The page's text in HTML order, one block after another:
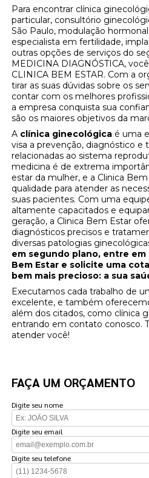
Para encontrar clínica
particular, consultório
São Paulo, modulação
especialista em fertilidade,
outras opções de serviços do
MEDICINA DIAGNÓSTICA,
CLINICA BEM ESTAR. Com a
tirar as suas dúvidas sobre os
contar com os melhores
a empresa conquista sua
são os maiores objetivos da
A clínica ginecológica é uma
visa a prevenção, diagnóstico e
relacionadas ao sistema
medicina é de extrema
estar da mulher, e a Clinica
qualidade para atender as
suas pacientes. Com uma
altamente capacitados e
geração, a Clinica Bem Estar
diagnósticos precisos e
diversas patologias
em segundo plano, entre
Bem Estar e solicite uma
bem mais precioso: a sua
Executamos cada trabalho de
excelente, e também
além dos citados, como clínica
entrando em contato conosco.
atender você!
FAÇA UM ORÇAMENTO
Digite seu nome
Digite seu email
Digite seu telefone